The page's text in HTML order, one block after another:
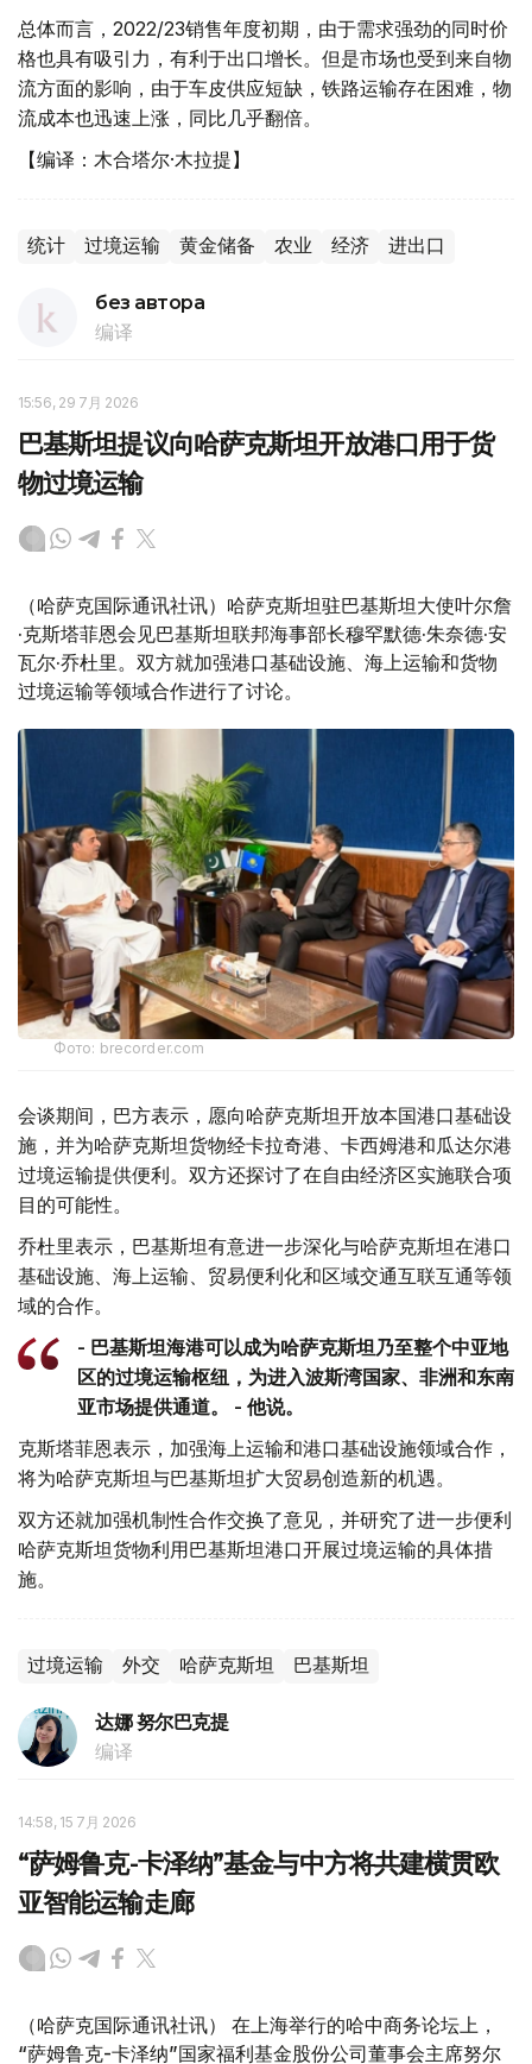
总体而言，2022/23销售年度初期，由于需求强劲的同时价
格也具有吸引力，有利于出口增长。但是市场也受到来自物
流方面的影响，由于车皮供应短缺，铁路运输存在困难，物
流成本也迅速上涨，同比几乎翻倍。
【编译：木合塔尔·木拉提】
统计 过境运输 黄金储备 农业 经济 进出口
без автора
编译
15:56, 29 7月 2026
巴基斯坦提议向哈萨克斯坦开放港口用于货
物过境运输
（哈萨克国际通讯社讯）哈萨克斯坦驻巴基斯坦大使叶尔詹
·克斯塔菲恩会见巴基斯坦联邦海事部长穆罕默德·朱奈德·安
瓦尔·乔杜里。双方就加强港口基础设施、海上运输和货物
过境运输等领域合作进行了讨论。
Фото: brecorder.com
会谈期间，巴方表示，愿向哈萨克斯坦开放本国港口基础设
施，并为哈萨克斯坦货物经卡拉奇港、卡西姆港和瓜达尔港
过境运输提供便利。双方还探讨了在自由经济区实施联合项
目的可能性。
乔杜里表示，巴基斯坦有意进一步深化与哈萨克斯坦在港口
基础设施、海上运输、贸易便利化和区域交通互联互通等领
域的合作。
- 巴基斯坦海港可以成为哈萨克斯坦乃至整个中亚地
区的过境运输枢纽，为进入波斯湾国家、非洲和东南
亚市场提供通道。 - 他说。
克斯塔菲恩表示，加强海上运输和港口基础设施领域合作，
将为哈萨克斯坦与巴基斯坦扩大贸易创造新的机遇。
双方还就加强机制性合作交换了意见，并研究了进一步便利
哈萨克斯坦货物利用巴基斯坦港口开展过境运输的具体措
施。
过境运输 外交 哈萨克斯坦 巴基斯坦
达娜 努尔巴克提
编译
14:58, 15 7月 2026
“萨姆鲁克-卡泽纳”基金与中方将共建横贯欧
亚智能运输走廊
（哈萨克国际通讯社讯） 在上海举行的哈中商务论坛上，
“萨姆鲁克-卡泽纳”国家福利基金股份公司董事会主席努尔